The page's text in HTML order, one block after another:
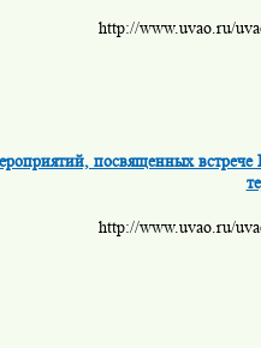
http://www.uvao.ru/
посвященных встрече
http://www.uvao.ru/